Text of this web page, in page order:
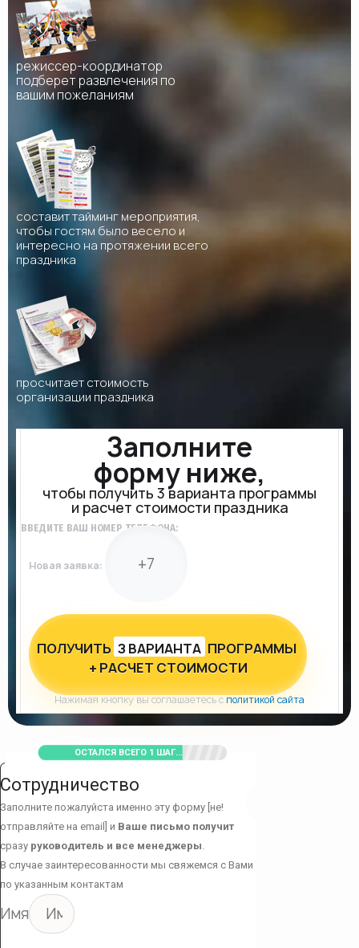
режиссер-координатор
подберет развлечения по
вашим пожеланиям
составит тайминг мероприятия,
чтобы гостям было весело и
интересно на протяжении всего
праздника
просчитает стоимость
организации праздника
Заполните
форму ниже,
чтобы получить 3 варианта программы
и расчет стоимости праздника
ВВЕДИТЕ ВАШ НОМЕР ТЕЛЕФОНА:
Новая заявка:
ПОЛУЧИТЬ З ВАРИАНТА ПРОГРАММЫ
+ РАСЧЕТ СТОИМОСТИ
Нажимая кнопку вы соглашаетесь сполитикой сайта
ОСТАЛСЯ ВСЕГО 1 ШАГ...
Сотрудничество
Заполните пожалуйста именно эту форму [не!
отправляйте на email] и Ваше письмо получит
сразу руководитель и все менеджеры.
В случае заинтересованности мы свяжемся с Вами
по указанным контактам
Имя